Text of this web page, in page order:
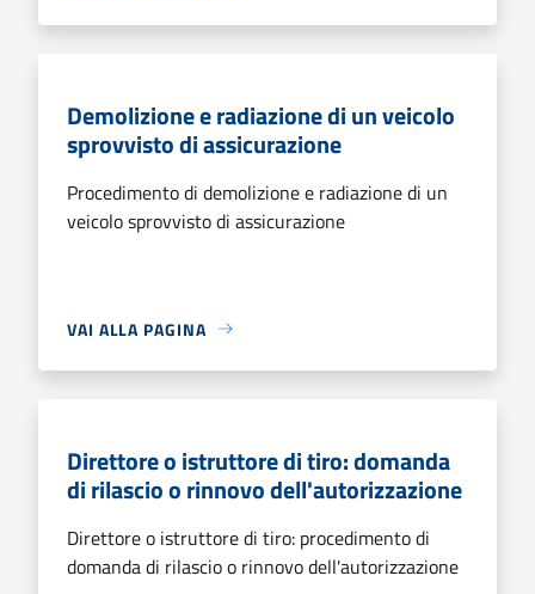
Demolizione e radiazione di un veicolo
sprovvisto di assicurazione
Procedimento di demolizione e radiazione di un
veicolo sprovvisto di assicurazione
VAI ALLA PAGINA
Direttore o istruttore di tiro: domanda
di rilascio o rinnovo dell'autorizzazione
Direttore o istruttore di tiro: procedimento di
domanda di rilascio o rinnovo dell'autorizzazione